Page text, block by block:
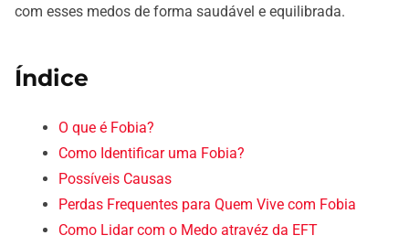
com esses medos de forma saudável e equilibrada.
Índice
O que é Fobia?
Como Identificar uma Fobia?
Possíveis Causas
Perdas Frequentes para Quem Vive com Fobia
Como Lidar com o Medo atravéz da EFT